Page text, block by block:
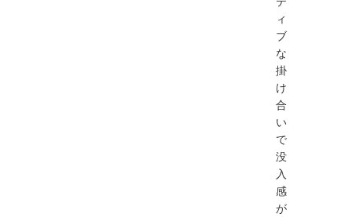
ィ
ブ
な
掛
け
合
い
で
没
入
感
が